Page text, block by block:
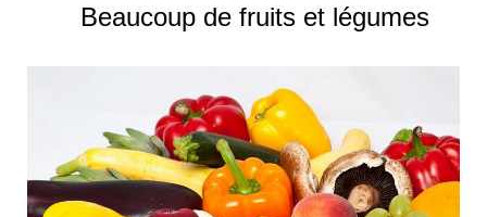
Beaucoup de fruits et légumes